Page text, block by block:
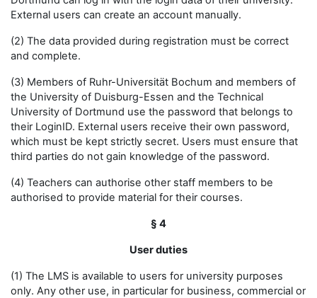
External users can create an account manually.
(2) The data provided during registration must be correct
and complete.
(3) Members of Ruhr-Universität Bochum and members of
the University of Duisburg-Essen and the Technical
University of Dortmund use the password that belongs to
their LoginID. External users receive their own password,
which must be kept strictly secret. Users must ensure that
third parties do not gain knowledge of the password.
(4) Teachers can authorise other staff members to be
authorised to provide material for their courses.
§ 4
User duties
(1) The LMS is available to users for university purposes
only. Any other use, in particular for business, commercial or